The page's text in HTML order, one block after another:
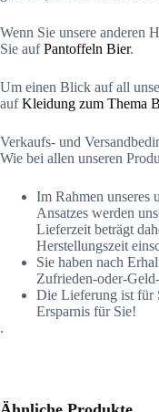
Wenn Sie unsere anderen
Sie aufPantoffeln Bier.
Um einen Blick auf all
aufKleidung zum Thema
Verkaufs- und
Wie bei allen unseren
Im Rahmen unseres
Ansatzes werden
Lieferzeit beträgt
Herstellungszeit
Sie haben nach
Zufrieden-oder-
Die Lieferung ist für
Ersparnis für Sie!
.